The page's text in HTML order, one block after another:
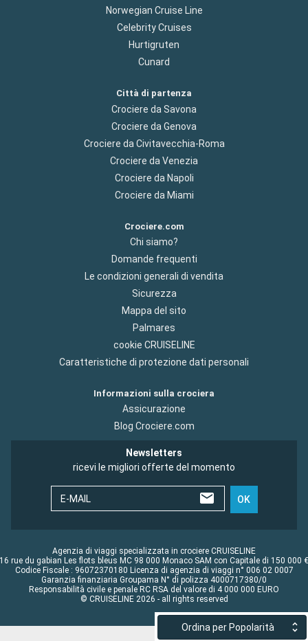
Ordina per Popolarità
Norwegian Cruise Line
Celebrity Cruises
Hurtigruten
Cunard
Città di partenza
Crociere da Savona
Crociere da Genova
Crociere da Civitavecchia-Roma
Crociere da Venezia
Crociere da Napoli
Crociere da Miami
Crociere.com
Chi siamo?
Domande frequenti
Le condizioni generali di vendita
Sicurezza
Mappa del sito
Palmares
cookie CRUISELINE
Caratteristiche di protezione dati personali
Informazioni sulla crociera
Assicurazione
Blog Crociere.com
Newsletters
ricevi le migliori offerte del momento
E-MAIL OK
Agenzia di viaggi specializzata in crociere CRUISELINE
16 rue du gabian Les flots bleus MC 98 000 Monaco SAM con Capitale di 150 000 €
Codice Fiscale : 96072370180 Licenza di agenzia di viaggi n° 006 02 0007
Garanzia finanziaria Groupama N° di polizza 4000717380/0
Responsabilità civile e penale RC RSA del valore di 4 000 000 EURO
© CRUISELINE 2026 - all rights reserved